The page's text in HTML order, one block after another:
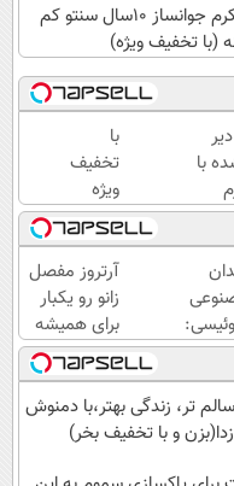
این کرم جوانساز 10سال سنتو کم
(با تخفیف ویژه)
با
و
ای
با
تخفیف
ویژه
بدون
بوتاکس
۱۰،۱۲
سال
جوون
شو
و
آرتروز مفصل
زانو رو یکبار
برای همیشه
درمان کن!
◗پرسش‌نامه◖
تر، زندگی بهتر،با دمنوش
و با تخفیف بخر)